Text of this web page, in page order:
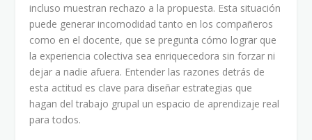
incluso muestran rechazo a la propuesta. Esta situación
puede generar incomodidad tanto en los compañeros
como en el docente, que se pregunta cómo lograr que
la experiencia colectiva sea enriquecedora sin forzar ni
dejar a nadie afuera. Entender las razones detrás de
esta actitud es clave para diseñar estrategias que
hagan del trabajo grupal un espacio de aprendizaje real
para todos.